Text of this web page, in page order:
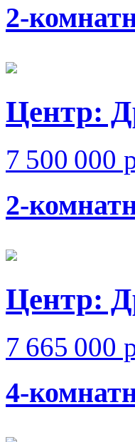
2-
Центр:
7 500 000
2-
Центр:
7 665 000
4-